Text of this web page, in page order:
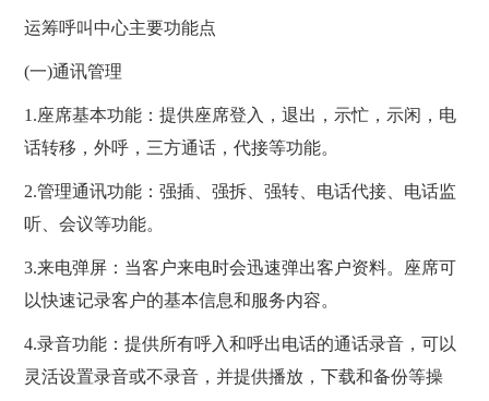
运筹呼叫中心主要功能点
(一)通讯管理
1.座席基本功能：提供座席登入，退出，示忙，示闲，电
话转移，外呼，三方通话，代接等功能。
2.管理通讯功能：强插、强拆、强转、电话代接、电话监
听、会议等功能。
3.来电弹屏：当客户来电时会迅速弹出客户资料。座席可
以快速记录客户的基本信息和服务内容。
4.录音功能：提供所有呼入和呼出电话的通话录音，可以
灵活设置录音或不录音，并提供播放，下载和备份等操